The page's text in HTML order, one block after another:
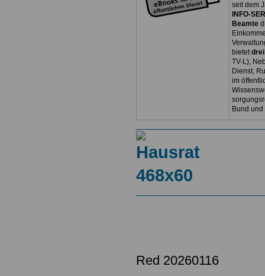
seit dem
INFO-
Beamte
bietet
TV-L),
Dienst,
im
Bund
Red 20260116